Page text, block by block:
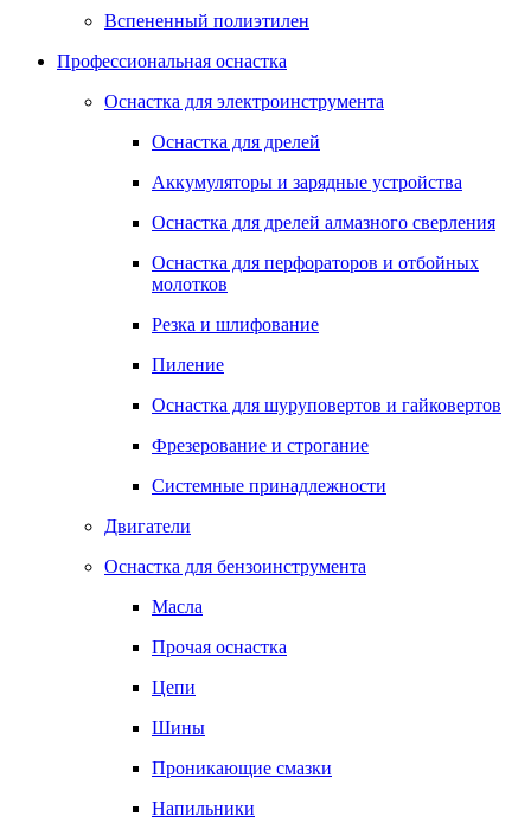
Вспененный полиэтилен
Профессиональная оснастка
Оснастка для электроинструмента
Оснастка для дрелей
Аккумуляторы и зарядные устройства
Оснастка для дрелей алмазного сверления
Оснастка для перфораторов и отбойных
молотков
Резка и шлифование
Пиление
Оснастка для шуруповертов и гайковертов
Фрезерование и строгание
Системные принадлежности
Двигатели
Оснастка для бензоинструмента
Масла
Прочая оснастка
Цепи
Шины
Проникающие смазки
Напильники